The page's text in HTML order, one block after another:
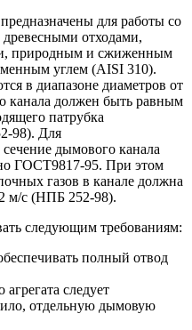
для работы со
отходами,
природным и сжиженным
углем (AISI 310).
в диапазоне диаметров от
канала должен быть равным
патрубка
98). Для
дымового канала
ГОСТ9817-95. При этом
газов в канале должна
2 м/с (НПБ 252-98).
следующим требованиям:
полный отвод
следует
отдельную дымовую